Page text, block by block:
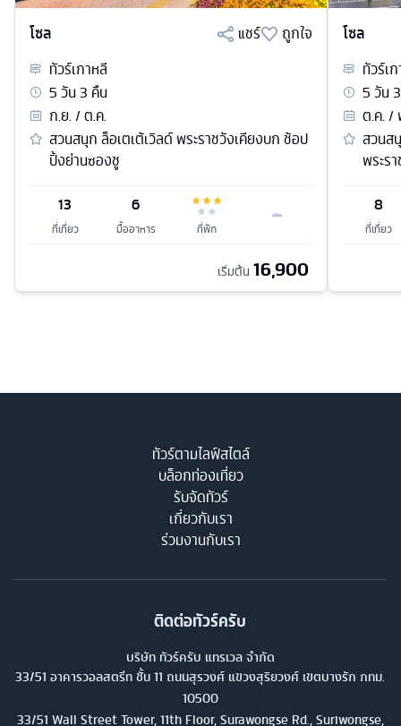
โซล แชร์
ถูกใจ
ทัวร์เกาหลี
5วัน3 คืน
ก.ย. / ต.ค.
สวนสนุก ล็อเตเต้เวิลด์ พระราชวังเคียงบก ช้อป
ปิ้งย่านซองชู
13
ที่เที่ยว
6
มื้ออาหาร ที่พัก
เริ่มต้น 16,900
โซล
ทัวร์เ
5วัน3
ต.ค. /
สวนส
พระร
8
ที่เที่ยว
ทัวร์ตามไลฟ์สไตล์
บล็อกท่องเที่ยว
รับจัดทัวร์
เกี่ยวกับเรา
ร่วมงานกับเรา
ติดต่อทัวร์ครับ
บริษัท ทัวร์ครับ แทรเวล จำกัด
33/51 อาคารวอลสตรีท ชั้น 11 ถนนสุรวงศ์ แขวงสุริยวงศ์ เขตบางรัก กทม.
10500
33/51 Wall Street Tower, 11th Floor, Surawongse Rd., Suriwongse,